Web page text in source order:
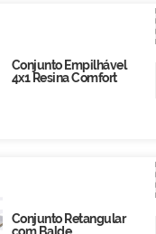
Conjunto Empilhável
4x1 Resina Comfort
Conjunto Retangular